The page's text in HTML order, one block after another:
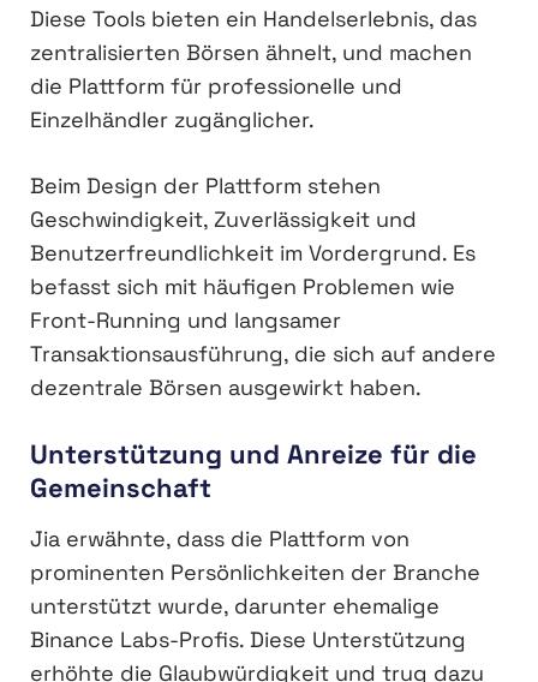
Diese Tools bieten ein Handelserlebnis, das
zentralisierten Börsen ähnelt, und machen
die Plattform für professionelle und
Einzelhändler zugänglicher.
Beim Design der Plattform stehen
Geschwindigkeit, Zuverlässigkeit und
Benutzerfreundlichkeit im Vordergrund. Es
befasst sich mit häufigen Problemen wie
Front-Running und langsamer
Transaktionsausführung, die sich auf andere
dezentrale Börsen ausgewirkt haben.
Unterstützung und Anreize für die
Gemeinschaft
Jia erwähnte, dass die Plattform von
prominenten Persönlichkeiten der Branche
unterstützt wurde, darunter ehemalige
Binance Labs-Profis. Diese Unterstützung
erhöhte die Glaubwürdigkeit und trug dazu